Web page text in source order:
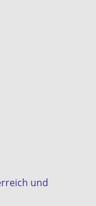
und